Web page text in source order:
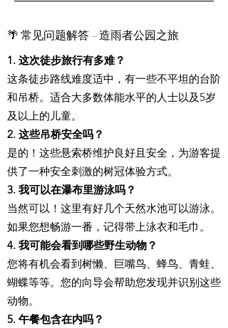
🌴 常见问题解答 – 造雨者公园之旅
1. 这次徒步旅行有多难？
这条徒步路线难度适中，有一些不平坦的台阶
和吊桥。适合大多数体能水平的人士以及5岁
及以上的儿童。
2. 这些吊桥安全吗？
是的！这些悬索桥维护良好且安全，为游客提
供了一种安全刺激的树冠体验方式。
3. 我可以在瀑布里游泳吗？
当然可以！这里有好几个天然水池可以游泳。
如果您想畅游一番，记得带上泳衣和毛巾。
4. 我可能会看到哪些野生动物？
您将有机会看到树懒、巨嘴鸟、蜂鸟、青蛙、
蝴蝶等等。您的向导会帮助您发现并识别这些
动物。
5. 午餐包含在内吗？